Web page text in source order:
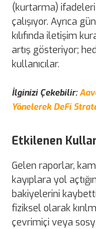
(kurtarma)
çalışıyor. Ayrıca
kılıfında iletişim
artış gösteriyor;
kullanıcılar.
İlginizi Çekebilir:
Yönelerek DeFi
Etkilenen
Gelen raporlar,
kayıplara yol
bakiyelerini
fiziksel olarak
çevrimiçi veya